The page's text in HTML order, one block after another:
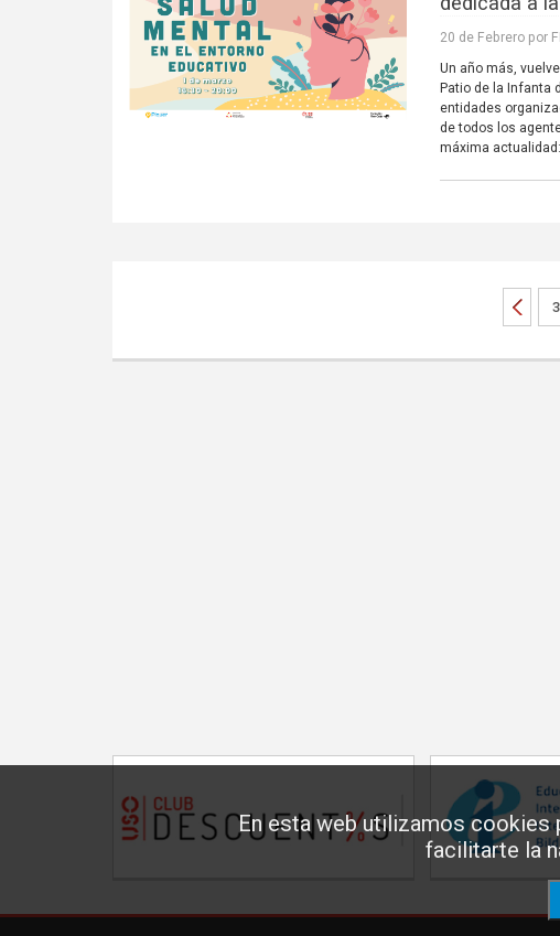
En esta web utilizamos
facilitarte la
20 de Febrero por
Un año más,
Patio de la Infanta
entidades
de todos los
máxima
3